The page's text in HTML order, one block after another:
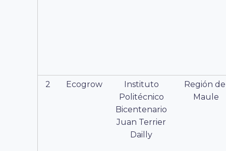
2 Ecogrow
Instituto
Politécnico
Bicentenario
Juan Terrier
Dailly
Región
Maule